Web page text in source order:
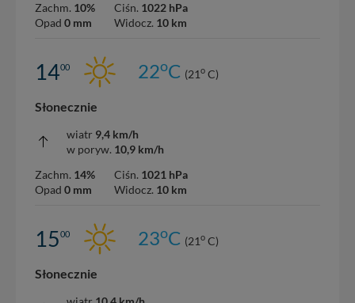
Zachm. 10%
Opad 0 mm
Ciśn. 1022 hPa
Widocz. 10 km
1400 22oC (21o C)
Słonecznie
wiatr 9,4 km/h
w poryw. 10,9 km/h
Zachm. 14%
Opad 0 mm
Ciśn. 1021 hPa
Widocz. 10 km
1500 23oC (21o C)
Słonecznie